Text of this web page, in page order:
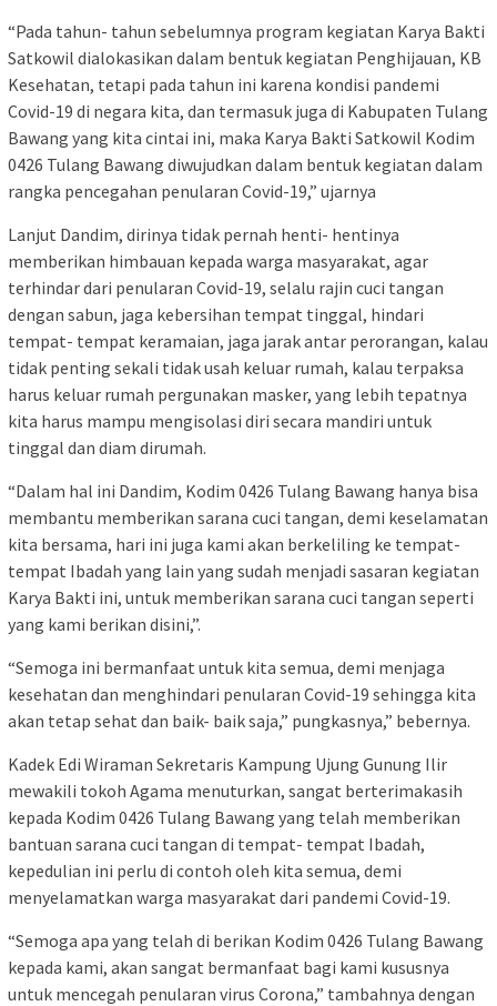
“Pada tahun- tahun sebelumnya program kegiatan Karya Bakti
Satkowil dialokasikan dalam bentuk kegiatan Penghijauan, KB
Kesehatan, tetapi pada tahun ini karena kondisi pandemi
Covid-19 di negara kita, dan termasuk juga di Kabupaten Tulang
Bawang yang kita cintai ini, maka Karya Bakti Satkowil Kodim
0426 Tulang Bawang diwujudkan dalam bentuk kegiatan dalam
rangka pencegahan penularan Covid-19,” ujarnya
Lanjut Dandim, dirinya tidak pernah henti- hentinya
memberikan himbauan kepada warga masyarakat, agar
terhindar dari penularan Covid-19, selalu rajin cuci tangan
dengan sabun, jaga kebersihan tempat tinggal, hindari
tempat- tempat keramaian, jaga jarak antar perorangan, kalau
tidak penting sekali tidak usah keluar rumah, kalau terpaksa
harus keluar rumah pergunakan masker, yang lebih tepatnya
kita harus mampu mengisolasi diri secara mandiri untuk
tinggal dan diam dirumah.
“Dalam hal ini Dandim, Kodim 0426 Tulang Bawang hanya bisa
membantu memberikan sarana cuci tangan, demi keselamatan
kita bersama, hari ini juga kami akan berkeliling ke tempat-
tempat Ibadah yang lain yang sudah menjadi sasaran kegiatan
Karya Bakti ini, untuk memberikan sarana cuci tangan seperti
yang kami berikan disini,”.
“Semoga ini bermanfaat untuk kita semua, demi menjaga
kesehatan dan menghindari penularan Covid-19 sehingga kita
akan tetap sehat dan baik- baik saja,” pungkasnya,” bebernya.
Kadek Edi Wiraman Sekretaris Kampung Ujung Gunung Ilir
mewakili tokoh Agama menuturkan, sangat berterimakasih
kepada Kodim 0426 Tulang Bawang yang telah memberikan
bantuan sarana cuci tangan di tempat- tempat Ibadah,
kepedulian ini perlu di contoh oleh kita semua, demi
menyelamatkan warga masyarakat dari pandemi Covid-19.
“Semoga apa yang telah di berikan Kodim 0426 Tulang Bawang
kepada kami, akan sangat bermanfaat bagi kami kususnya
untuk mencegah penularan virus Corona,” tambahnya dengan